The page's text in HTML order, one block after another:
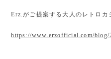
Erz.がご提案する大人のレトロカ
https://www.erzofficial.com/blog/